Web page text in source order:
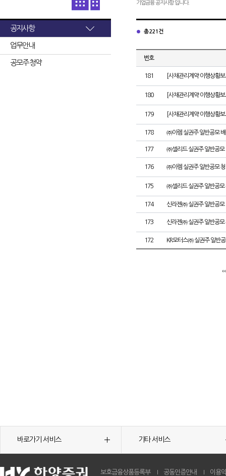
공지사항
업무안내
공모주 청약
기업금융 공지사항 입니다.
총 221건
번호
181 [사채관리계약 이행상황
180 [사채관리계약 이행상황
179 [사채관리계약 이행상황
178 ㈜이렘 실권주 일반공모
177 ㈜셀리드 실권주 일반공모
176 ㈜이렘 실권주 일반공모
175 ㈜셀리드 실권주 일반공모
174 신라젠㈜ 실권주 일반공모
173 신라젠㈜ 실권주 일반공모
172 KR모터스㈜ 실권주 일반
바로가기 서비스 기타 서비스
보호금융상품등록부 공동인증안내 이용